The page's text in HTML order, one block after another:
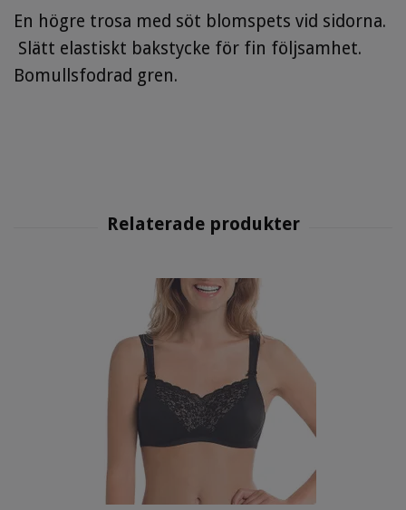
En högre trosa med söt blomspets vid sidorna.
Slätt elastiskt bakstycke för fin följsamhet.
Bomullsfodrad gren.